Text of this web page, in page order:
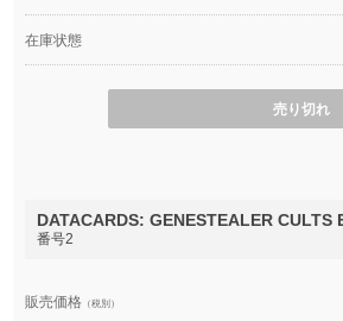
在庫状態
売り切れ
DATACARDS: GENESTEALER CULTS
番号2
販売価格 （税別）